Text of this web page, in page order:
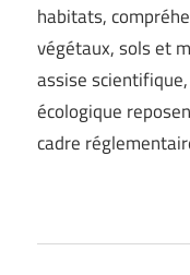
habitats,
végétaux, sols et
assise
écologique
cadre